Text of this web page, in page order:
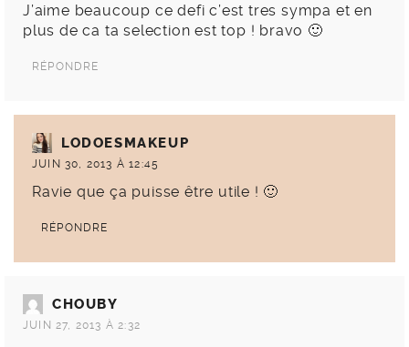
J’aime beaucoup ce defi c’est tres sympa et en
plus de ca ta selection est top ! bravo 🙂
RÉPONDRE
LODOESMAKEUP
JUIN 30, 2013 À 12:45
Ravie que ça puisse être utile ! 🙂
RÉPONDRE
CHOUBY
JUIN 27, 2013 À 2:32